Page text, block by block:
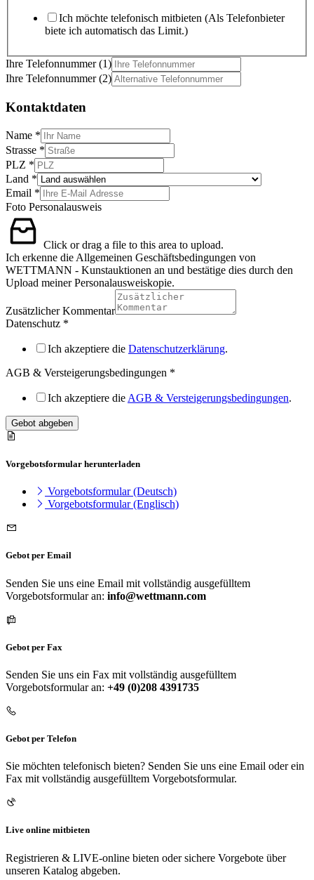
Ich möchte telefonisch mitbieten (Als Telefonbieter
biete ich automatisch das Limit.)
Ihre Telefonnummer (1)
Ihre Telefonnummer (2)
Kontaktdaten
Name *
Strasse *
PLZ *
Land *
Email *
Foto Personalausweis
Click or drag a file to this area to upload.
Ich erkenne die Allgemeinen Geschäftsbedingungen von
WETTMANN - Kunstauktionen an und bestätige dies durch den
Upload meiner Personalausweiskopie.
Zusätzlicher Kommentar
Datenschutz *
Ich akzeptiere die Datenschutzerklärung.
AGB & Versteigerungsbedingungen *
Ich akzeptiere die AGB & Versteigerungsbedingungen.
Gebot abgeben
Vorgebotsformular herunterladen
Vorgebotsformular (Deutsch)
Vorgebotsformular (Englisch)
Gebot per Email
Senden Sie uns eine Email mit vollständig ausgefülltem
Vorgebotsformular an: info@wettmann.com
Gebot per Fax
Senden Sie uns ein Fax mit vollständig ausgefülltem
Vorgebotsformular an: +49 (0)208 4391735
Gebot per Telefon
Sie möchten telefonisch bieten? Senden Sie uns eine Email oder ein
Fax mit vollständig ausgefülltem Vorgebotsformular.
Live online mitbieten
Registrieren & LIVE-online bieten oder sichere Vorgebote über
unseren Katalog abgeben.